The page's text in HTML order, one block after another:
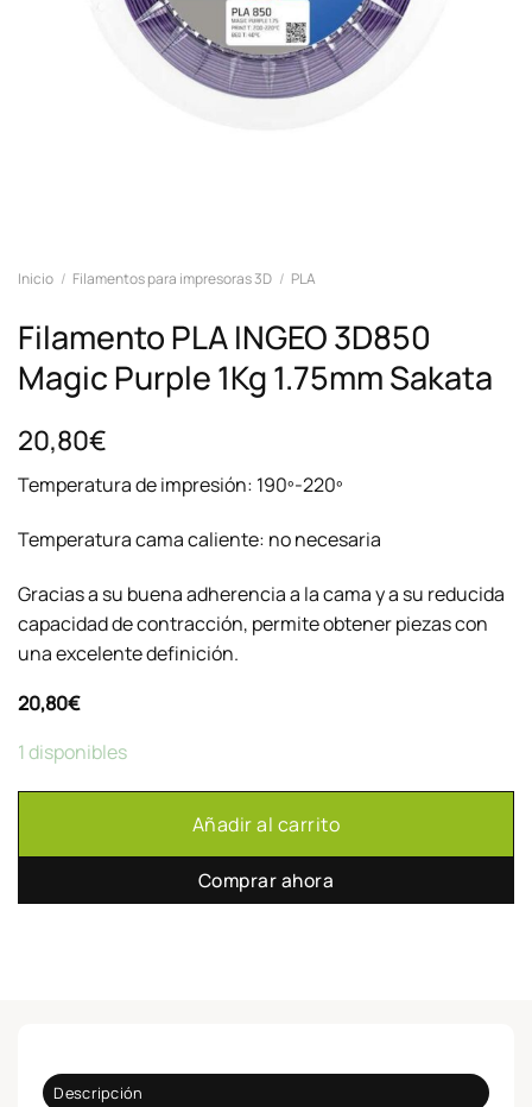
Inicio / Filamentos para impresoras 3D / PLA
Filamento PLA INGEO 3D850
Magic Purple 1Kg 1.75mm Sakata
20,80€
Temperatura de impresión: 190º-220º
Temperatura cama caliente: no necesaria
Gracias a su buena adherencia a la cama y a su reducida
capacidad de contracción, permite obtener piezas con
una excelente definición.
20,80€
1 disponibles
Añadir al carrito
Comprar ahora
Descripción